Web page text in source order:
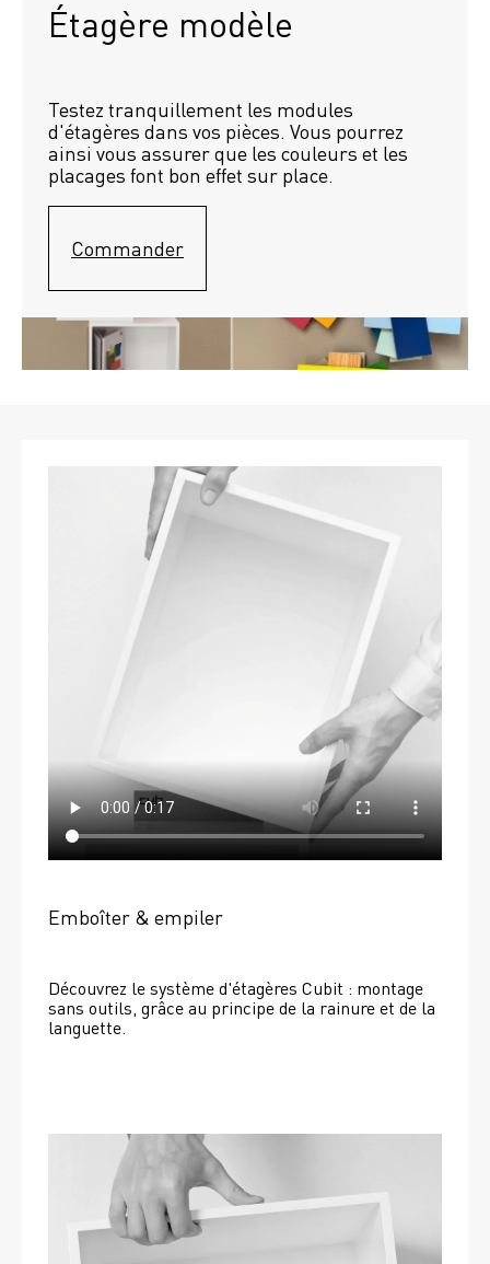
Étagère modèle
Testez tranquillement les modules
d'étagères dans vos pièces. Vous pourrez
ainsi vous assurer que les couleurs et les
placages font bon effet sur place.
Commander
Emboîter & empiler
Découvrez le système d'étagères Cubit : montage
sans outils, grâce au principe de la rainure et de la
languette.